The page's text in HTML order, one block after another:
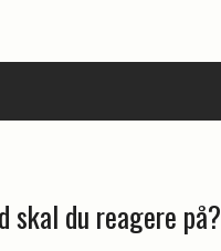
skal du reagere på?